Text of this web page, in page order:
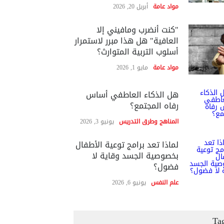
مواد عامة أبريل 20, 2026
"كنت أنضرب ومافيني إلا
العافية" هل هذا مبرر لاستمرار
أسلوب التربية المتوارث؟
مواد عامة مايو 1, 2026
هل الذكاء العاطفي أساس
رفاه المجتمع؟
المناهج وطرق التدريس يونيو 3, 2026
لماذا تعد برامج توعية الأطفال
بخصوصية الجسد وقاية لا
فضول؟
علم النفس يونيو 6, 2026